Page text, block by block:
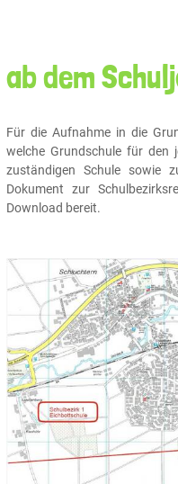
ab dem
Für die Aufnahme in die
welche Grundschule für den
zuständigen Schule sowie
Dokument zur
Download bereit.